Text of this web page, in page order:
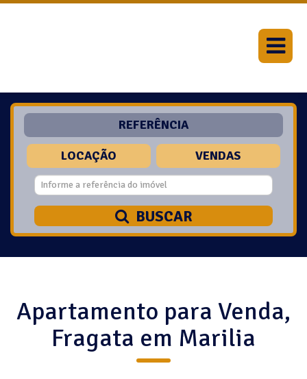
REFERÊNCIA
LOCAÇÃO VENDAS
BUSCAR
Apartamento para Venda,
Fragata em Marilia